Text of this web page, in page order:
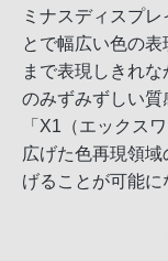
ミナスディスプ
とで幅広い色の
まで表現しきれ
のみずみずしい質
「X1（エックス
広げた色再現領
げることが可能に